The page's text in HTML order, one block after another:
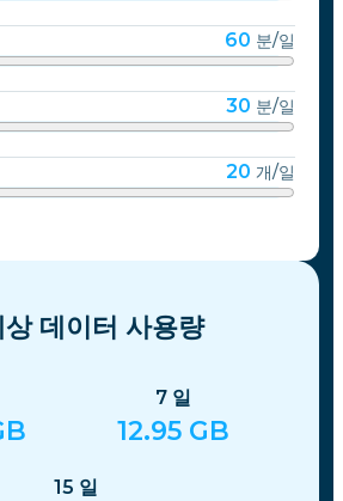
60 분/일
30 분/일
20 개/일
상 데이터 사용량
7 일
12.95 GB
15 일